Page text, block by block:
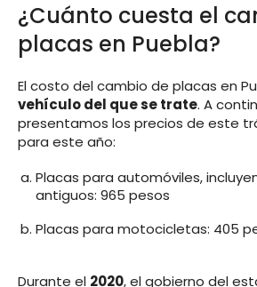
¿Cuánto cuesta el
placas en Puebla?
El costo del cambio de placas en
vehículo del que se trate. A
presentamos los precios de este
para este año:
Placas para automóviles,
antiguos: 965 pesos
Placas para motocicletas: 405
Durante el 2020, el gobierno del